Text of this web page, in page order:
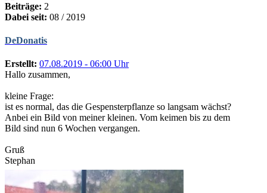
Beiträge: 2
Dabei seit: 08 / 2019
DeDonatis
Erstellt: 07.08.2019 - 06:00 Uhr
Hallo zusammen,
kleine Frage:
ist es normal, das die Gespensterpflanze so langsam wächst?
Anbei ein Bild von meiner kleinen. Vom keimen bis zu dem
Bild sind nun 6 Wochen vergangen.
Gruß
Stephan